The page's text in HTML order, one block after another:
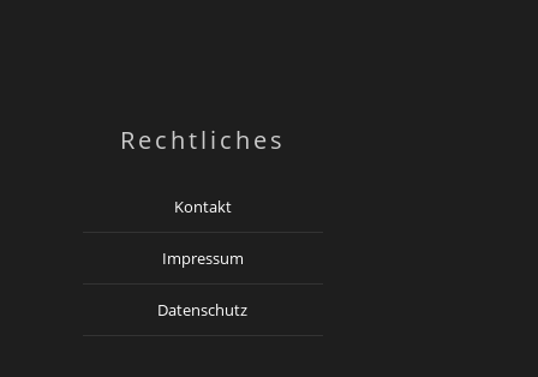
Rechtliches
Kontakt
Impressum
Datenschutz